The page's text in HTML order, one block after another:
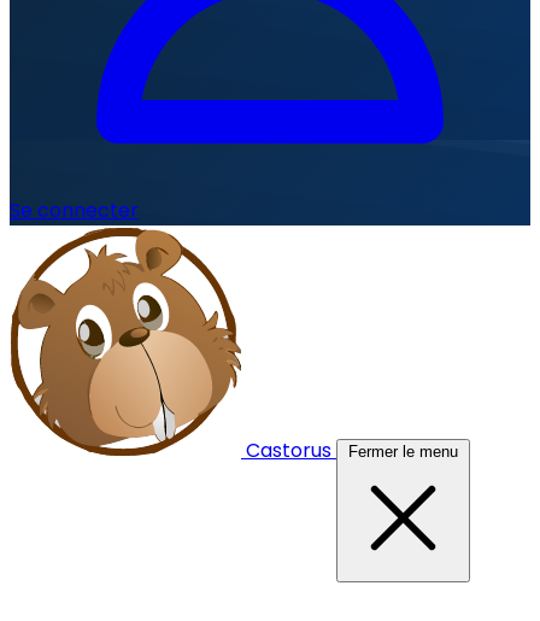
Se connecter
Castorus Fermer le menu